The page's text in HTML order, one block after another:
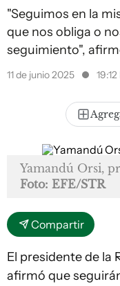
"Seguimos en la
que nos obliga o
seguimiento",
11 de junio 2025 19:12
Yamandú Orsi,
Foto: EFE/STR
Compartir
El presidente de la
afirmó que